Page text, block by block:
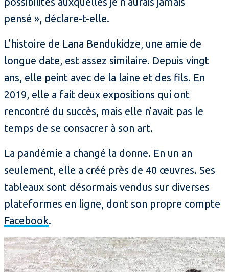
pensé », déclare-t-elle.
L’histoire de Lana Bendukidze, une amie de
longue date, est assez similaire. Depuis vingt
ans, elle peint avec de la laine et des fils. En
2019, elle a fait deux expositions qui ont
rencontré du succès, mais elle n’avait pas le
temps de se consacrer à son art.
La pandémie a changé la donne. En un an
seulement, elle a créé près de 40 œuvres. Ses
tableaux sont désormais vendus sur diverses
plateformes en ligne, dont son propre compte
Facebook.